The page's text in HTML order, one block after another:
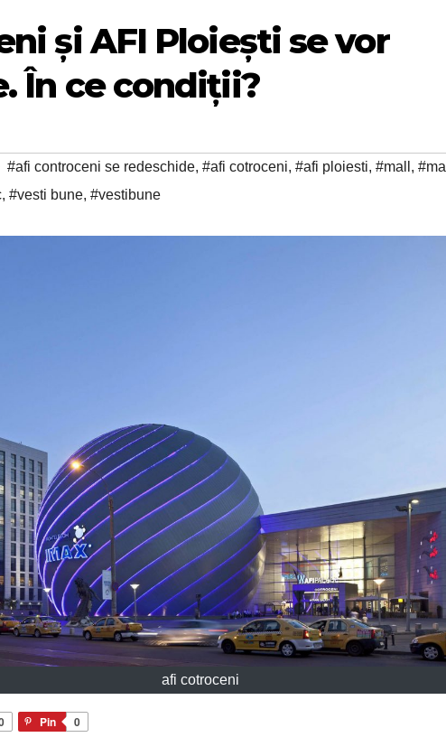
și AFI Ploiești se vor
În ce condiții?
#afi controceni se redeschide, #afi cotroceni, #afi ploiesti, #mall ,
, #vesti bune, #vestibune
afi cotroceni
Pin 0